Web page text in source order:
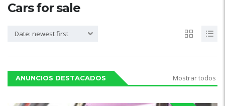
Cars for sale
Date: newest first
ANUNCIOS DESTACADOS Mostrar todos